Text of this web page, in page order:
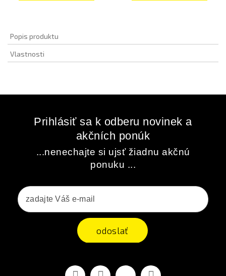
Popis produktu
Vlastnosti
Prihlásiť sa k odberu novinek a
akčních ponúk
...nenechajte si ujsť žiadnu akčnú
ponuku ...
odoslať
FacebookYoutubeVimeo Instagram